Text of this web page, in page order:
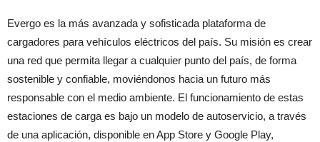
Evergo es la más avanzada y sofisticada plataforma de
cargadores para vehículos eléctricos del país. Su misión es crear
una red que permita llegar a cualquier punto del país, de forma
sostenible y confiable, moviéndonos hacia un futuro más
responsable con el medio ambiente. El funcionamiento de estas
estaciones de carga es bajo un modelo de autoservicio, a través
de una aplicación, disponible en App Store y Google Play,